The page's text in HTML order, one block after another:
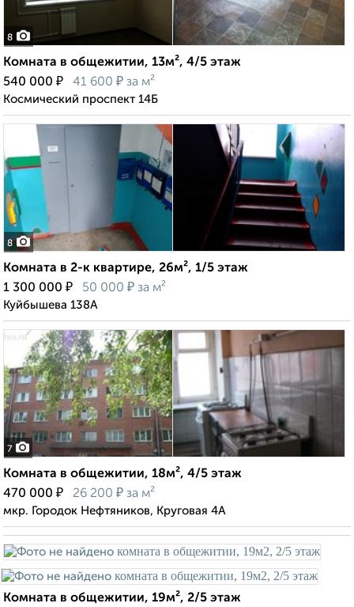
8
Комната в общежитии, 13м², 4/5 этаж
540 000 ₽ 41 600 ₽ за м²
Космический проспект 14Б
8
Комната в 2-к квартире, 26м², 1/5 этаж
1 300 000 ₽ 50 000 ₽ за м²
Куйбышева 138А
7
Комната в общежитии, 18м², 4/5 этаж
470 000 ₽ 26 200 ₽ за м²
мкр. Городок Нефтяников, Круговая 4А
Комната в общежитии, 19м², 2/5 этаж